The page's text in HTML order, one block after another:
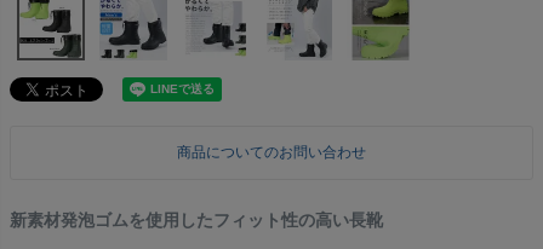
商品についてのお問い合わせ
新素材発泡ゴムを使用したフィット性の高い長靴